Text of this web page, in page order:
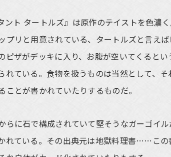
ト タートルズ』は原作のテイストを色濃
リと用意されている、タートルズと言えば
ザがデッキに入り、お腹が空いてくると
れている。食物を扱うものは当然として、
とが書かれていたりするものだ。
らに石で構成されていて堅そうなガーゴイ
れている。その出典元は地獄料理書……この